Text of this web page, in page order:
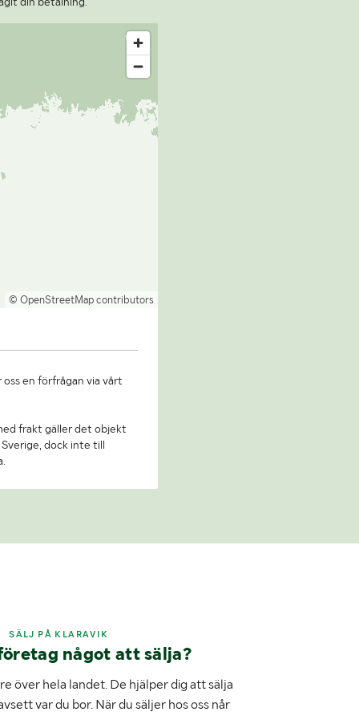
© OpenStreetMap contributors
en förfrågan via vårt
frakt gäller det objekt
dock inte till
SÄLJ PÅ KLARAVIK
något att sälja?
över hela landet. De hjälper dig att sälja
var du bor. När du säljer hos oss når